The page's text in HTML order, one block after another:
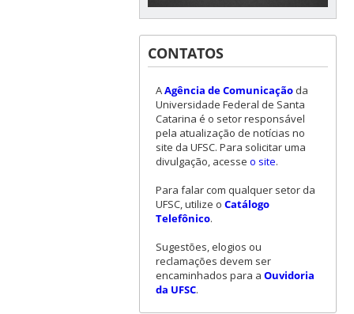
CONTATOS
AAgência de Comunicaçãoda
Universidade Federal de Santa
Catarina é o setor responsável
pela atualização de notícias no
site da UFSC. Para solicitar uma
divulgação, acesse o site.
Para falar com qualquer setor da
UFSC, utilize o Catálogo
Telefônico.
Sugestões, elogios ou
reclamações devem ser
encaminhados para a Ouvidoria
da UFSC.